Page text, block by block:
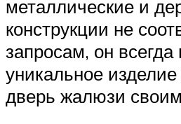
металлические и
конструкции не
запросам, он всегда
уникальное
дверь жалюзи